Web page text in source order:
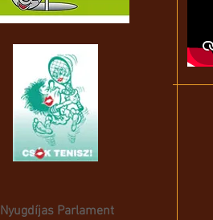
Nyugdíjas Parlament